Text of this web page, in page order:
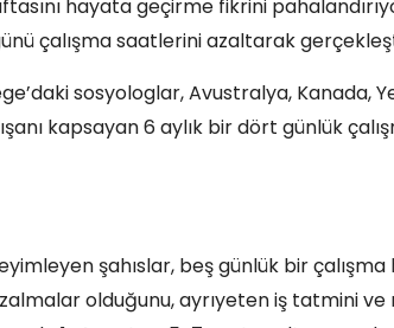
hayata geçirme fikrini
çalışma saatlerini azaltarak
sosyologlar, Avustralya, Kanada,
kapsayan 6 aylık bir dört günlük
şahıslar, beş günlük bir
olduğunu, ayrıyeten iş tatmini ve